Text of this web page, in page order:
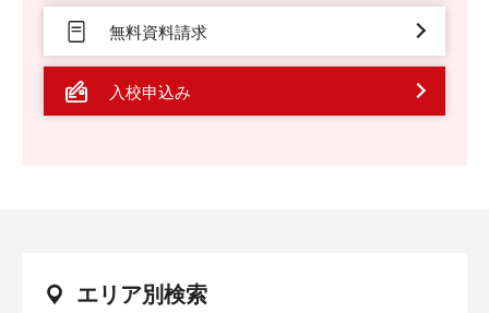
無料資料請求
入校申込み
エリア別検索